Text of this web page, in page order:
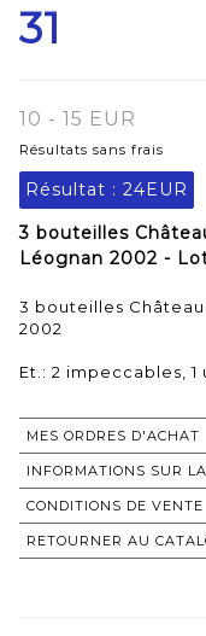
31
10 - 15 EUR
Résultats sans frais
Résultat : 24EUR
3 bouteilles
Léognan 2002 -
3 bouteilles Château
2002
Et.: 2 impeccables,
MES ORDRES D'ACHAT
INFORMATIONS SUR
CONDITIONS DE VENTE
RETOURNER AU